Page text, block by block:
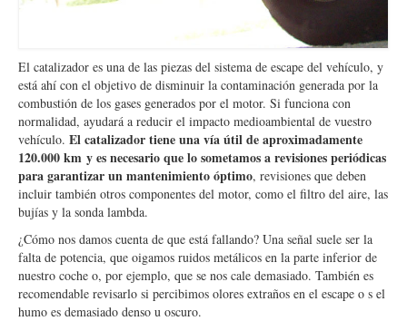
El catalizador es una de las piezas del sistema de escape del vehículo, y
está ahí con el objetivo de disminuir la contaminación generada por la
combustión de los gases generados por el motor. Si funciona con
normalidad, ayudará a reducir el impacto medioambiental de vuestro
vehículo. El catalizador tiene una vía útil de aproximadamente
120.000 km y es necesario que lo sometamos a revisiones periódicas
para garantizar un mantenimiento óptimo, revisiones que deben
incluir también otros componentes del motor, como el filtro del aire, las
bujías y la sonda lambda.
¿Cómo nos damos cuenta de que está fallando? Una señal suele ser la
falta de potencia, que oigamos ruidos metálicos en la parte inferior de
nuestro coche o, por ejemplo, que se nos cale demasiado. También es
recomendable revisarlo si percibimos olores extraños en el escape o s el
humo es demasiado denso u oscuro.